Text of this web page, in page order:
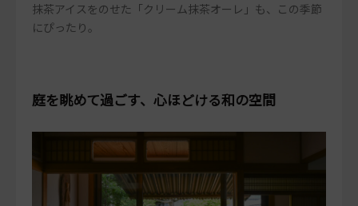
抹茶アイスをのせた「クリーム抹茶オーレ」も、この季節
にぴったり。
庭を眺めて過ごす、心ほどける和の空間